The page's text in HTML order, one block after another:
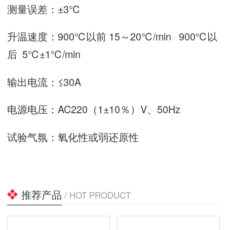
测量误差：±3℃
升温速度：900℃以前 15～20℃/min 900℃以
后 5℃±1℃/min
输出电流：≤30A
电源电压：AC220（1±10％）V、50Hz
试验气氛：氧化性或弱还原性
推荐产品 / HOT PRODUCT